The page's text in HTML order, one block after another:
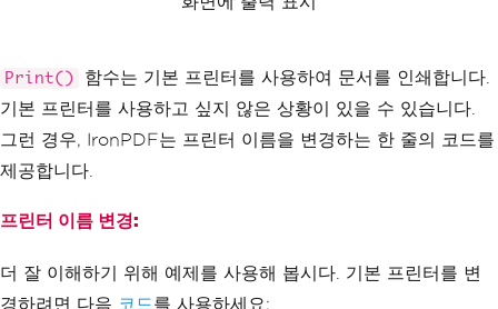
Print()
함수는 기본 프린터를 사용하여 문서를 인쇄합니다.
기본 프린터를 사용하고 싶지 않은 상황이 있을 수 있습니다.
그런 경우, IronPDF는 프린터 이름을 변경하는 한 줄의 코드를
제공합니다.
프린터 이름 변경:
더 잘 이해하기 위해 예제를 사용해 봅시다. 기본 프린터를 변
경하려면 다음 코드를 사용하세요: